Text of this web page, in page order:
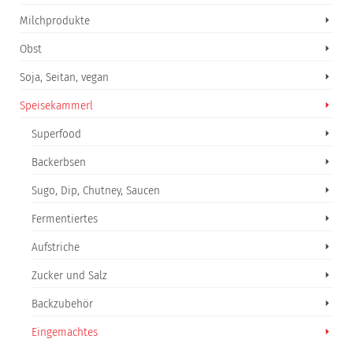
Milchprodukte
Obst
Soja, Seitan, vegan
Speisekammerl
Superfood
Backerbsen
Sugo, Dip, Chutney, Saucen
Fermentiertes
Aufstriche
Zucker und Salz
Backzubehör
Eingemachtes